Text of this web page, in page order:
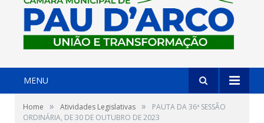
MENU
Home » Atividades Legislativas »
PAUTA DA 36ª SESSÃO
ORDINÁRIA, DE 30 DE OUTUBRO DE 2023